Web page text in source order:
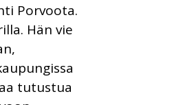
Porvoota.
Hän vie
tutustua